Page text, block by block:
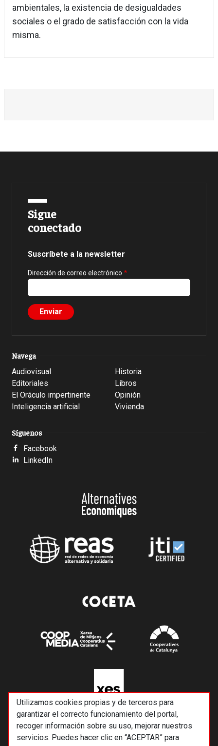
Utilizamos cookies propias y de terceros para
garantizar el correcto funcionamiento del portal,
recoger información sobre su uso, mejorar nuestros
servicios. Puedes hacer clic en “ACEPTAR” para
ambientales, la existencia de desigualdades
sociales o el grado de satisfacción con la vida
misma.
Sigue
conectado
Suscríbete a la newsletter
Dirección de correo electrónico
Navega
Audiovisual
Editoriales
El Oráculo impertinente
Inteligencia artificial
Historia
Libros
Opinión
Vivienda
Síguenos
Facebook
LinkedIn